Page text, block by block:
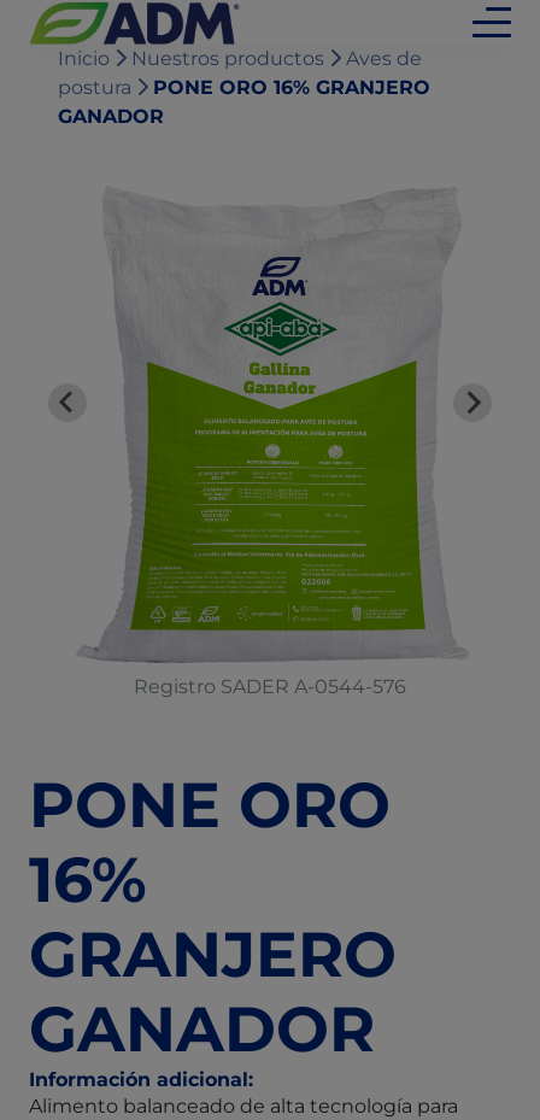
Inicio Nuestros productos
Aves de
postura
PONE ORO 16% GRANJERO
GANADOR
Registro SADER A-0544-576
PONE ORO
16%
GRANJERO
GANADOR
Información adicional:
Alimento balanceado de alta tecnología para